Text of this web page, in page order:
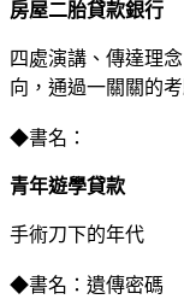
房屋二胎貸款銀行
四處演講、傳達理
向，通過一關關的
◆書名：
青年遊學貸款
手術刀下的年代
◆書名：遺傳密碼